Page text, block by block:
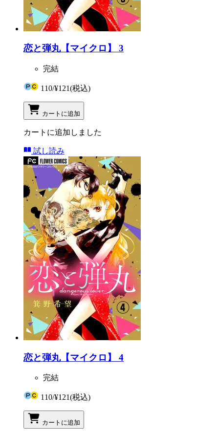
恋と弾丸【マイクロ】 3
完結
110/¥121(税込)
カートに追加
カートに追加しました
試し読み
恋と弾丸【マイクロ】 4
完結
110/¥121(税込)
カートに追加